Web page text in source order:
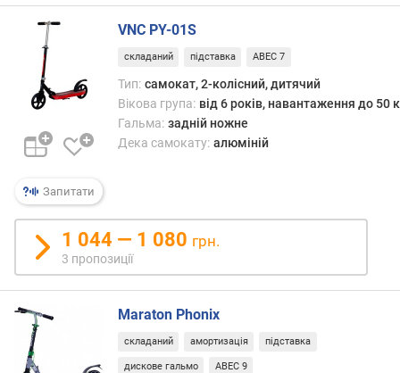
м
у
т
д
і
м
е
р
р
е
д
Запитати
VNC PY-01S
складаний підставка ABEC 7
Тип: самокат, 2-колісний, дитячий
Вікова група: від 6 років, навантаження до 50
Гальма: задній ножне
Дека самокату: алюміній
1 044 — 1 080 грн.
3 пропозиції
Maraton Phonix
складаний амортизація підставка
дискове гальмо ABEC 9